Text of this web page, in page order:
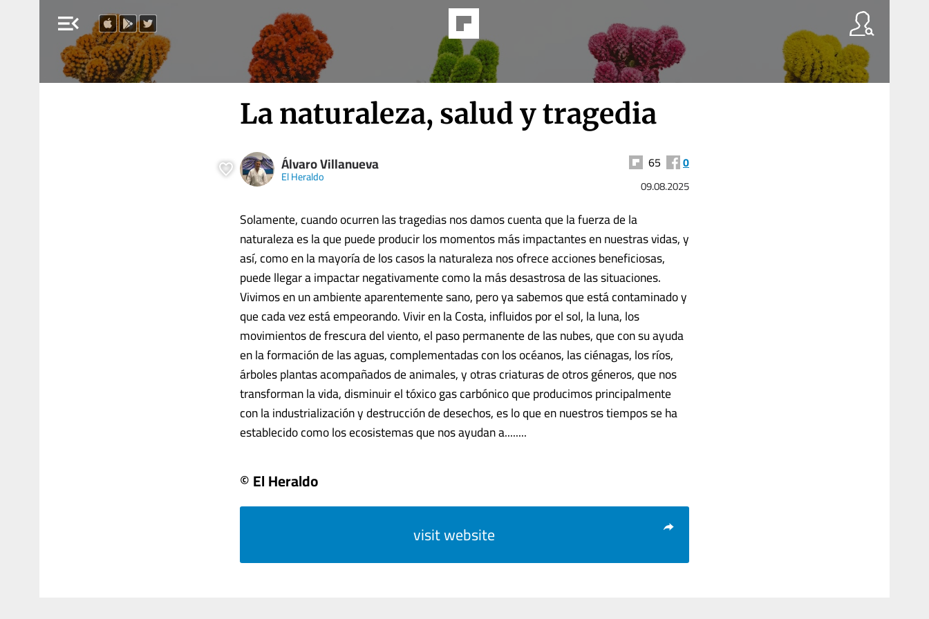
menu_open
La naturaleza, salud y tragedia
Álvaro Villanueva
El Heraldo
65 0
09.08.2025
Solamente, cuando ocurren las tragedias nos damos cuenta que la fuerza de la
naturaleza es la que puede producir los momentos más impactantes en nuestras vidas, y
así, como en la mayoría de los casos la naturaleza nos ofrece acciones beneficiosas,
puede llegar a impactar negativamente como la más desastrosa de las situaciones.
Vivimos en un ambiente aparentemente sano, pero ya sabemos que está contaminado y
que cada vez está empeorando. Vivir en la Costa, influidos por el sol, la luna, los
movimientos de frescura del viento, el paso permanente de las nubes, que con su ayuda
en la formación de las aguas, complementadas con los océanos, las ciénagas, los ríos,
árboles plantas acompañados de animales, y otras criaturas de otros géneros, que nos
transforman la vida, disminuir el tóxico gas carbónico que producimos principalmente
con la industrialización y destrucción de desechos, es lo que en nuestros tiempos se ha
establecido como los ecosistemas que nos ayudan a........
© El Heraldo
visit website